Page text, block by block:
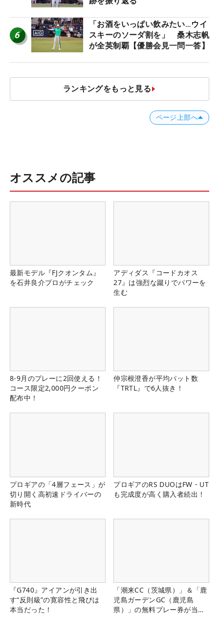
6
「お酒をいっぱい飲みたい…ウイ
スキーのソーダ割を」 桑木志帆
が全英制覇【優勝会見一問一答】
ランキングをもっと見る
ページ上部へ
オススメの記事
最新モデル『FJクオンタム』
を石井良介プロがチェック
アディダス『コードカオス
27』は強烈な蹴りでパワーを
生む
8-9月のプレーに2回使える！
コース限定2,000円クーポン
配布中！
仲宗根澄香が平均パット数
『TRTL』で6人抜き！
プロギアの「4層フェース」が
切り開く高初速ドライバーの
新時代
プロギアのRS DUOはFW・UT
も完成度が高く購入者続出！
『G740』アイアンが引き出
す“反則級”の寛容性と飛びは
本当だった！
「潮来CC（茨城県）」＆「鹿
児島ガーデンGC（鹿児島
県）」の無料プレー券が当た